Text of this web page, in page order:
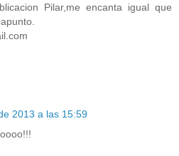
Pilar,me encanta igual que
2013 a las 15:59